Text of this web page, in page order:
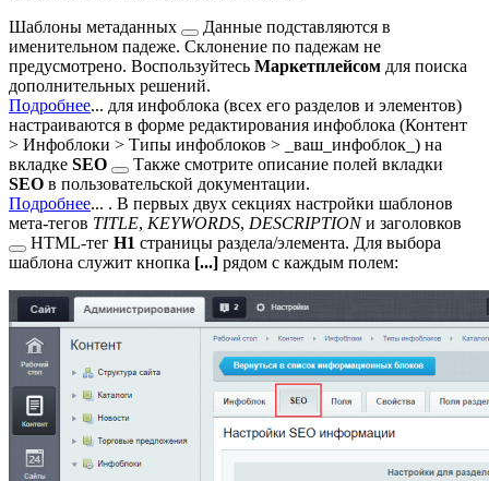
Шаблоны метаданных
Данные подставляются в
именительном падеже. Склонение по падежам не
предусмотрено. Воспользуйтесь Маркетплейсом для поиска
дополнительных решений.
Подробнее... для инфоблока (всех его разделов и элементов)
настраиваются в форме редактирования инфоблока (Контент
> Инфоблоки > Типы инфоблоков > _ваш_инфоблок_ ) на
вкладке SEO
Также смотрите описание полей вкладки
SEO в пользовательской документации.
Подробнее... . В первых двух секциях настройки шаблонов
мета-тегов TITLE, KEYWORDS, DESCRIPTIONи заголовков
HTML-тег H1 страницы раздела/элемента. Для выбора
шаблона служит кнопка [...] рядом с каждым полем: